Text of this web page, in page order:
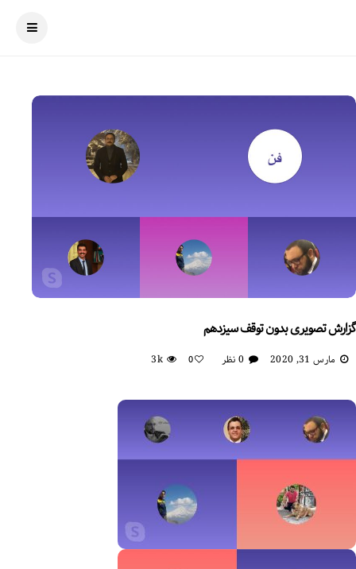
گزارش تصویری بدون توقف سیزدهم
مارس 31, 2020 0 نظر 0
3k